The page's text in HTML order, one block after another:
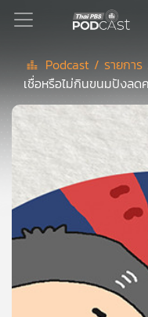
Podcast
สต์
แนะนำ
ย์
Podcast / รายกา
เชื่อหรือไม่กินขนมปังลด